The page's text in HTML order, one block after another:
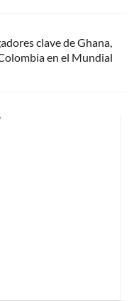
clave de Ghana,
en el Mundial